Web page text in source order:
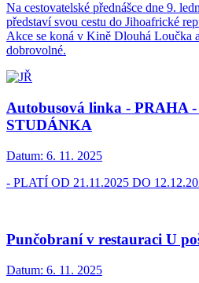
Na cestovatelské přednášce dne 9.
představí svou cestu do Jihoafrické
Akce se koná v Kině Dlouhá Loučka
dobrovolné.
Autobusová linka - PRAHA
STUDÁNKA
Datum: 6. 11. 2025
- PLATÍ OD 21.11.2025 DO
Punčobraní v restauraci U
Datum: 6. 11. 2025